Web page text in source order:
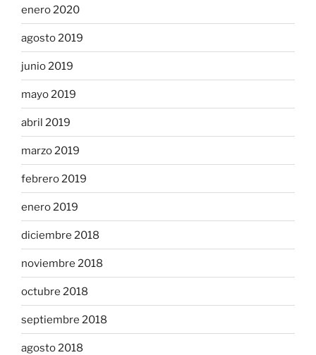
enero 2020
agosto 2019
junio 2019
mayo 2019
abril 2019
marzo 2019
febrero 2019
enero 2019
diciembre 2018
noviembre 2018
octubre 2018
septiembre 2018
agosto 2018